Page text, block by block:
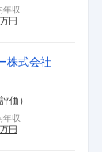
年収
万円
株式会社
価）
年収
万円